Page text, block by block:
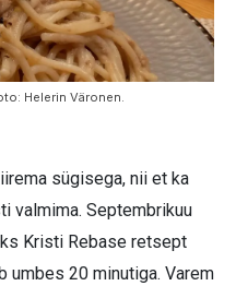
Helerin Väronen.
sügisega, nii et ka
valmima. Septembrikuu
Kristi Rebase retsept
umbes 20 minutiga. Varem